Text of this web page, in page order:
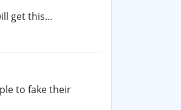
get this...
to fake their